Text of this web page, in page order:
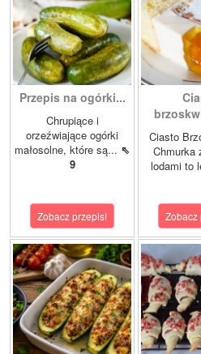
Przepis na ogórki...
Chrupiące i
orzeźwiające ogórki
małosolne, które są... ⇖
9
Zobacz przepis!
Ciasto
Chmurka
lodami to
Zobacz